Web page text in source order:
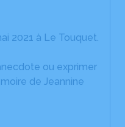
2021 à Le Touquet.
ou exprimer
de Jeannine